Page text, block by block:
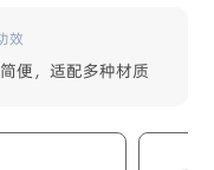
效
便，适配多种材质